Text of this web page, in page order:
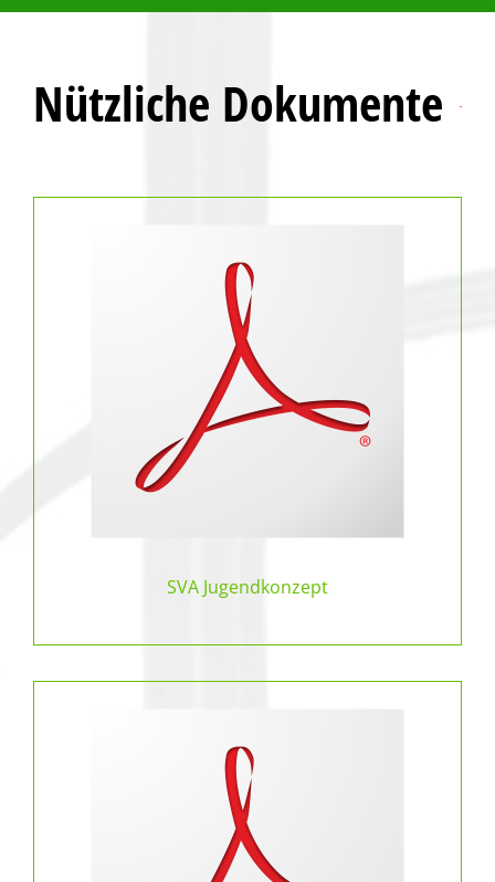
Nützliche Dokumente
SVA Jugendkonzept